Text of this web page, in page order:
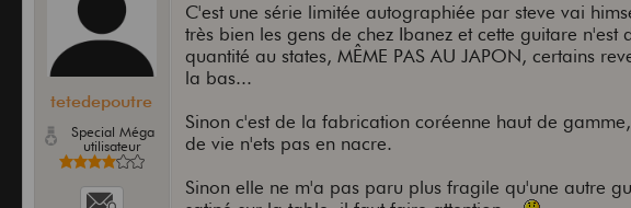
tetedepoutre
Special Méga
utilisateur
C'est une série limitée autographiée par steve vai
très bien les gens de chez Ibanez et cette guitare
quantité au states, MÊME PAS AU JAPON, certains
la bas...
Sinon c'est de la fabrication coréenne haut de
de vie n'ets pas en nacre.
Sinon elle ne m'a pas paru plus fragile qu'une autre